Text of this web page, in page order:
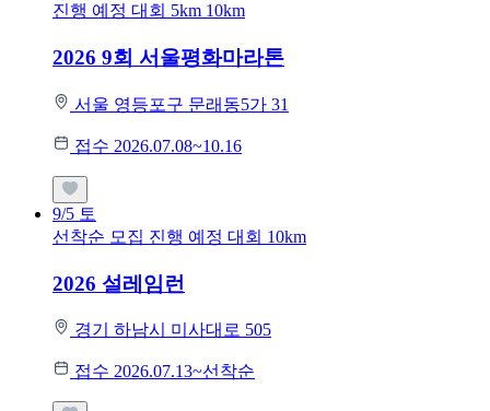
진행 예정 대회 5km 10km
2026 9회 서울평화마라톤
서울 영등포구 문래동5가 31
접수 2026.07.08~10.16
9/5 토
선착순 모집 진행 예정 대회 10km
2026 설레임런
경기 하남시 미사대로 505
접수 2026.07.13~선착순